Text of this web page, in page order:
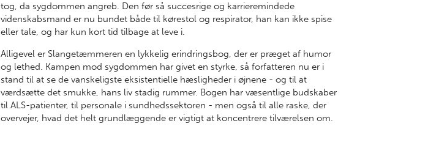
tog, da sygdommen angreb. Den før så succesrige og karrieremindede
videnskabsmand er nu bundet både til kørestol og respirator, han kan ikke spise
eller tale, og har kun kort tid tilbage at leve i.
Alligevel er Slangetæmmeren en lykkelig erindringsbog, der er præget af humor
og lethed. Kampen mod sygdommen har givet en styrke, så forfatteren nu er i
stand til at se de vanskeligste eksistentielle hæsligheder i øjnene - og til at
værdsætte det smukke, hans liv stadig rummer. Bogen har væsentlige budskaber
til ALS-patienter, til personale i sundhedssektoren - men også til alle raske, der
overvejer, hvad det helt grundlæggende er vigtigt at koncentrere tilværelsen om.